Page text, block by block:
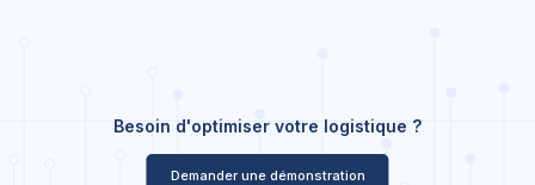
Besoin d'optimiser votre logistique ?
Demander une démonstration